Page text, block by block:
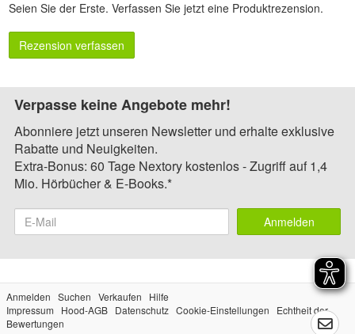
Seien Sie der Erste. Verfassen Sie jetzt eine Produktrezension.
Rezension verfassen
Verpasse keine Angebote mehr!
Abonniere jetzt unseren Newsletter und erhalte exklusive
Rabatte und Neuigkeiten.
Extra-Bonus: 60 Tage Nextory kostenlos - Zugriff auf 1,4
Mio. Hörbücher & E-Books.*
Anmelden
Anmelden Suchen Verkaufen
Hilfe
Impressum
Hood-AGB Datenschutz Cookie-Einstellungen
Echtheit der
Bewertungen